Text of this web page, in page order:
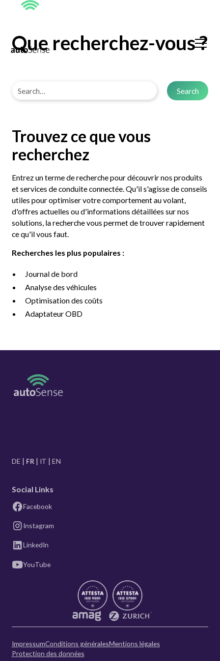
Que recherchez-vous ?
Trouvez ce que vous
recherchez
Entrez un terme de recherche pour découvrir nos produits
et services de conduite connectée. Qu'il s'agisse de conseils
utiles pour optimiser votre comportement au volant,
d'offres actuelles ou d'informations détaillées sur nos
solutions, la recherche vous permet de trouver rapidement
ce qu'il vous faut.
Recherches les plus populaires :
Journal de bord
Analyse des véhicules
Optimisation des coûts
Adaptateur OBD
DE FR IT EN
Social Links
Facebook
Instagram
LinkedIn
YouTube
ImpressumConditions généralesMentions légales
Protection des données